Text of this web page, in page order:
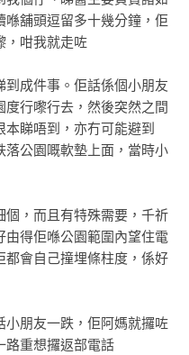
舖頭逗留多十幾分鐘，佢
，咁我就走咗
成件事。佢話係個小朋友
行嚟行去，然後突然之間
睇唔到，亦冇可能避到
公園嘅軟墊上面，當時小
，而且有特殊需要，千祈
由得佢喺公園範圍內望住電
會自己撞埋條柱度，係好
朋友一跌，佢阿媽就攞咗
路重想攞返部電話